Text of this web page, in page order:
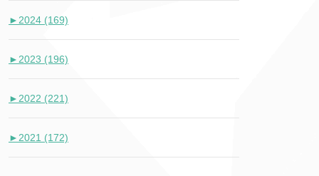
► 2024 (169)
► 2023 (196)
► 2022 (221)
► 2021 (172)